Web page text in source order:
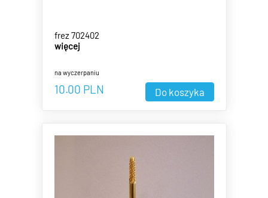
frez 702402
więcej
na wyczerpaniu
10.00 PLN